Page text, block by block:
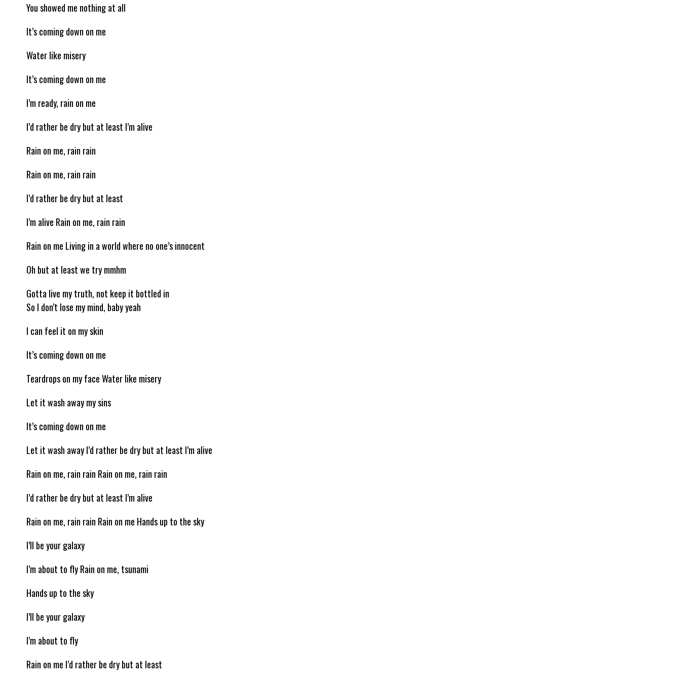
You showed me nothing at all
It’s coming down on me
Water like misery
It’s coming down on me
I’m ready, rain on me
I’d rather be dry but at least I’m alive
Rain on me, rain rain
Rain on me, rain rain
I’d rather be dry but at least
I’m alive Rain on me, rain rain
Rain on me Living in a world where no one’s innocent
Oh but at least we try mmhm
Gotta live my truth, not keep it bottled in
So I don’t lose my mind, baby yeah
I can feel it on my skin
It’s coming down on me
Teardrops on my face Water like misery
Let it wash away my sins
It’s coming down on me
Let it wash away I’d rather be dry but at least I’m alive
Rain on me, rain rain Rain on me, rain rain
I’d rather be dry but at least I’m alive
Rain on me, rain rain Rain on me Hands up to the sky
I’ll be your galaxy
I’m about to fly Rain on me, tsunami
Hands up to the sky
I’ll be your galaxy
I’m about to fly
Rain on me I’d rather be dry but at least